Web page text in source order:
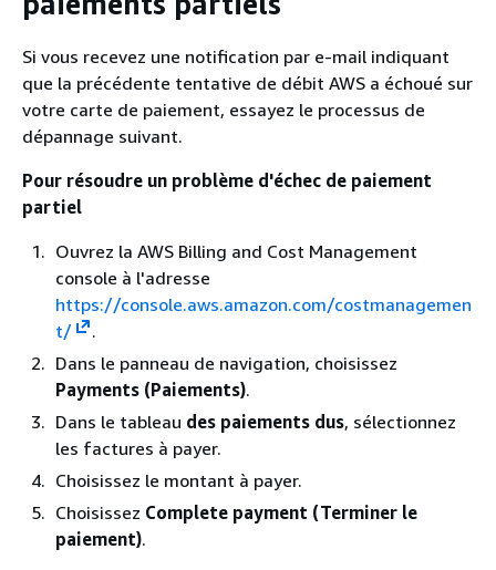
Si vous recevez une notification par e-mail indiquant
que la précédente tentative de débit AWS a échoué sur
votre carte de paiement, essayez le processus de
dépannage suivant.
Pour résoudre un problème d'échec de paiement
partiel
Ouvrez la AWS Billing and Cost Management
console à l'adresse
https://console.aws.amazon.com/costmanagemen
t/
.
Dans le panneau de navigation, choisissez
Payments (Paiements).
Dans le tableau des paiements dus, sélectionnez
les factures à payer.
Choisissez le montant à payer.
Choisissez Complete payment (Terminer le
paiement).